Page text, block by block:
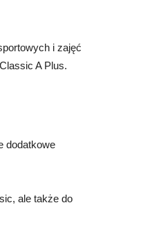
i zajęć
A Plus.
dodatkowe
ale także do